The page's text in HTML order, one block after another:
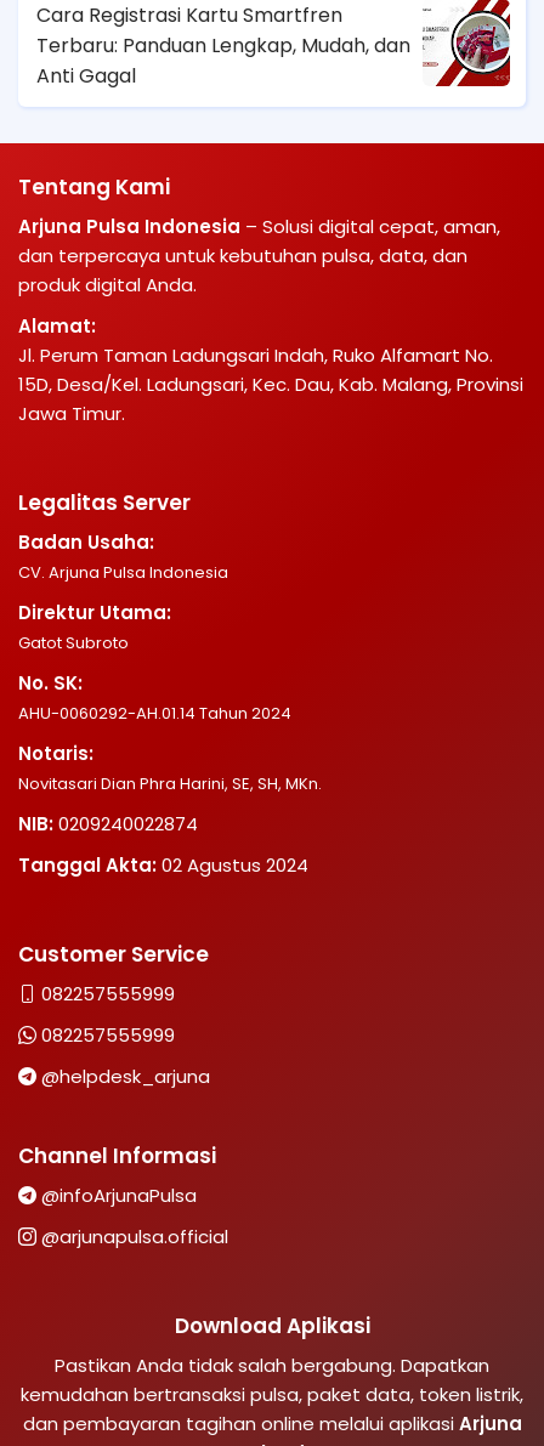
Cara Registrasi Kartu Smartfren
Terbaru: Panduan Lengkap, Mudah, dan
Anti Gagal
Tentang Kami
Arjuna Pulsa Indonesia – Solusi digital cepat, aman,
dan terpercaya untuk kebutuhan pulsa, data, dan
produk digital Anda.
Alamat:
Jl. Perum Taman Ladungsari Indah, Ruko Alfamart No.
15D, Desa/Kel. Ladungsari, Kec. Dau, Kab. Malang, Provinsi
Jawa Timur.
Legalitas Server
Badan Usaha:
CV. Arjuna Pulsa Indonesia
Direktur Utama:
Gatot Subroto
No. SK:
AHU-0060292-AH.01.14 Tahun 2024
Notaris:
Novitasari Dian Phra Harini, SE, SH, MKn.
NIB:0209240022874
Tanggal Akta:02 Agustus 2024
Customer Service
082257555999
082257555999
@helpdesk_arjuna
Channel Informasi
@infoArjunaPulsa
@arjunapulsa.official
Download Aplikasi
Pastikan Anda tidak salah bergabung. Dapatkan
kemudahan bertransaksi pulsa, paket data, token listrik,
dan pembayaran tagihan online melalui aplikasi Arjuna